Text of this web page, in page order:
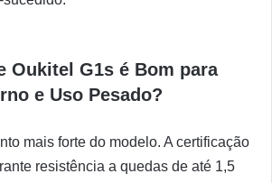
Oukitel G1s é Bom para
e Uso Pesado?
mais forte do modelo. A certificação
resistência a quedas de até 1,5